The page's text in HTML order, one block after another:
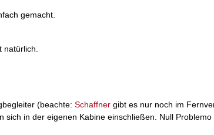
gemacht.
(beachte: Schaffner gibt es nur noch im
in der eigenen Kabine einschließen. Null Problemo